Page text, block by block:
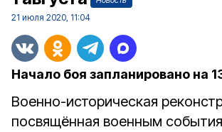
21 июля 2020, 11:04
Начало боя запланировано на
Военно-историческая
посвящённая военным